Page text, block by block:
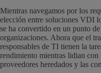
Mientras navegamos por los
elección entre soluciones VDI
se ha convertido en un punto
organizaciones. Ahora que el
responsables de TI tienen la
rendimiento mientras lidian con
proveedores heredados y las